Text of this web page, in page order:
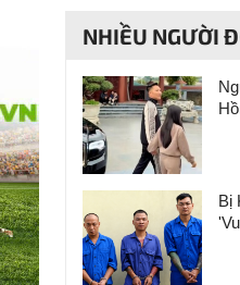
NHIỀU NGƯỜI
Bị